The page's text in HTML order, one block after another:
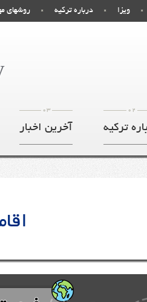
روشهای درباره ترکیه ویزا
03
آخرین اخبار
02
ترکیه